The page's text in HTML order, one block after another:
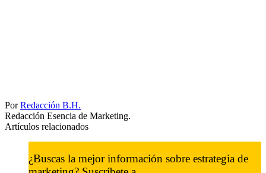
PorRedacción B.H.
Redacción Esencia de Marketing.
Artículos relacionados
¿Buscas la mejor información sobre estrategia de